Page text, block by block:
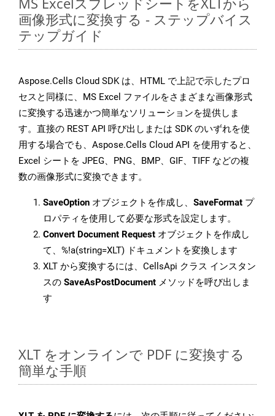
画像形式に変換する - ステップバイス
テップガイド
Aspose.Cells Cloud SDK は、HTML で上記で示したプロ
セスと同様に、MS Excel ファイルをさまざまな画像形式
に変換する迅速かつ簡単なソリューションを提供しま
す。直接の REST API 呼び出しまたは SDK のいずれを使
用する場合でも、Aspose.Cells Cloud API を使用すると、
Excel シートを JPEG、PNG、BMP、GIF、TIFF などの複
数の画像形式に変換できます。
SaveOption オブジェクトを作成し、 SaveFormat プ
ロパティを使用して必要な形式を設定します。
Convert Document Request オブジェクトを作成し
て、%!a(string=XLT) ドキュメントを変換します
XLT から変換するには、CellsApi クラス インスタン
スの SaveAsPostDocument メソッドを呼び出しま
す
XLT をオンラインで PDF に変換する
簡単な手順